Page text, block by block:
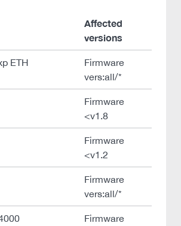
Affected
versions
ETH
Firmware
vers:all/*
Firmware
<v1.8
Firmware
<v1.2
Firmware
vers:all/*
Firmware